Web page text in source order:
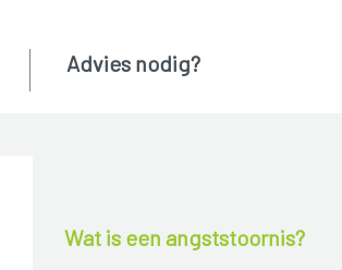
Advies nodig?
Wat is een angststoornis?